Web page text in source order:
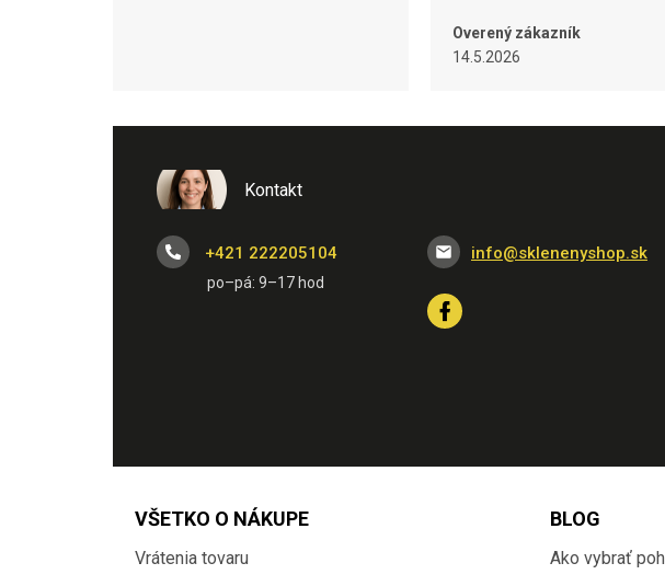
Overený zákazník
14.5.2026
Kontakt
info@sklenenyshop.sk
+421 222205104
VŠETKO O NÁKUPE
Vrátenia tovaru
BLOG
Ako vybrať